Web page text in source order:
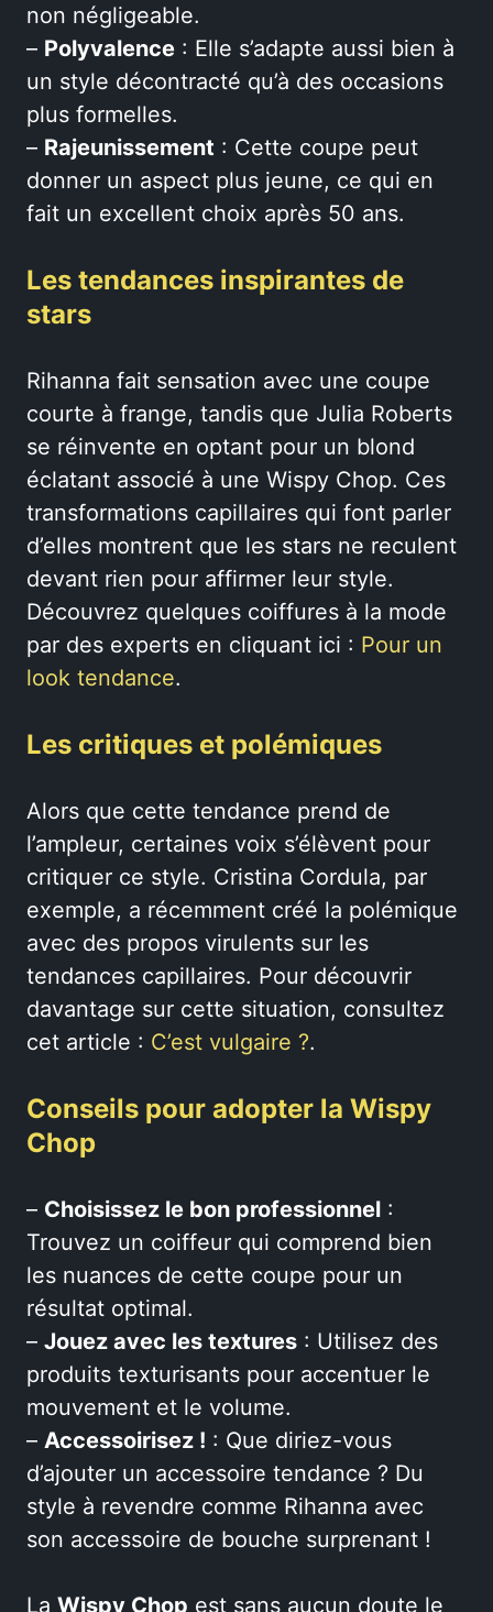
non négligeable.
– Polyvalence : Elle s’adapte aussi bien à
un style décontracté qu’à des occasions
plus formelles.
– Rajeunissement : Cette coupe peut
donner un aspect plus jeune, ce qui en
fait un excellent choix après 50 ans.
Les tendances inspirantes de
stars
Rihanna fait sensation avec une coupe
courte à frange, tandis que Julia Roberts
se réinvente en optant pour un blond
éclatant associé à une Wispy Chop. Ces
transformations capillaires qui font parler
d’elles montrent que les stars ne reculent
devant rien pour affirmer leur style.
Découvrez quelques coiffures à la mode
par des experts en cliquant ici : Pour un
look tendance.
Les critiques et polémiques
Alors que cette tendance prend de
l’ampleur, certaines voix s’élèvent pour
critiquer ce style. Cristina Cordula, par
exemple, a récemment créé la polémique
avec des propos virulents sur les
tendances capillaires. Pour découvrir
davantage sur cette situation, consultez
cet article : C’est vulgaire ?.
Conseils pour adopter la Wispy
Chop
– Choisissez le bon professionnel :
Trouvez un coiffeur qui comprend bien
les nuances de cette coupe pour un
résultat optimal.
– Jouez avec les textures : Utilisez des
produits texturisants pour accentuer le
mouvement et le volume.
– Accessoirisez ! : Que diriez-vous
d’ajouter un accessoire tendance ? Du
style à revendre comme Rihanna avec
son accessoire de bouche surprenant !
La Wispy Chop est sans aucun doute le